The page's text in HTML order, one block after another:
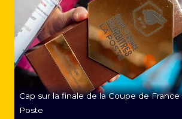
Cap sur la finale de la Coupe de
Poste